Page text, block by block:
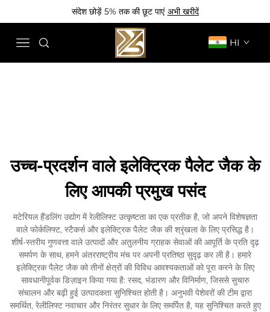
संदेश छोड़ें 5% तक की छूट पाएं अभी खरीदें
HI
उच्च-प्रदर्शन वाले इलेक्ट्रिक पैलेट जैक के
लिए आपकी प्रमुख पसंद
मटेरियल हैंडलिंग उद्योग में रेलीलिफ्ट उत्कृष्टता का एक प्रतीक है, जो अपने विशेषज्ञता
वाले फोर्कलिफ्ट, स्टैकर्स और इलेक्ट्रिक पैलेट जैक की श्रृंखला के लिए प्रसिद्ध है।
शीर्ष-स्तरीय गुणवत्ता वाले उत्पादों और अतुलनीय ग्राहक सेवाओं की आपूर्ति के प्रति दृढ़
समर्पण के साथ, हमने अंतरराष्ट्रीय मंच पर अपनी प्रतिष्ठा सुदृढ़ कर ली है। हमारे
इलेक्ट्रिक पैलेट जैक को तीनों क्षेत्रों की विविध आवश्यकताओं को पूरा करने के लिए
सावधानीपूर्वक डिज़ाइन किया गया है: रसद, भंडारण और विनिर्माण, जिससे सुचारु
संचालन और बढ़ी हुई उत्पादकता सुनिश्चित होती है। अनुभवी पेशेवरों की टीम द्वारा
समर्थित, रेलीलिफ्ट नवाचार और निरंतर सुधार के लिए समर्पित है, यह सुनिश्चित करते हुए